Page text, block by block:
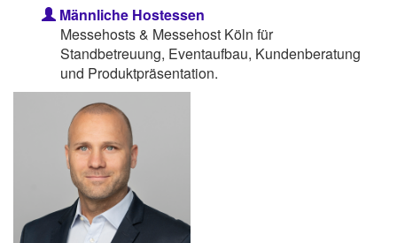
Männliche Hostessen
Messehosts & Messehost Köln für
Standbetreuung, Eventaufbau, Kundenberatung
und Produktpräsentation.